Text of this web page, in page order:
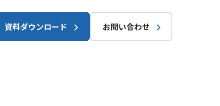
資料ダウンロード お問い合わせ